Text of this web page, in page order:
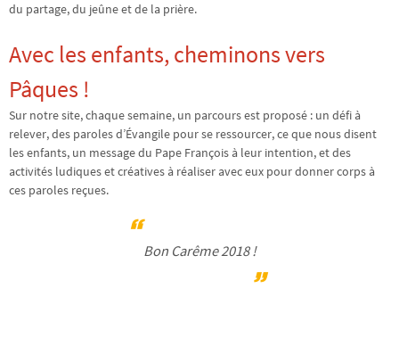
du partage, du jeûne et de la prière.
Avec les enfants, cheminons vers
Pâques !
Sur notre site, chaque semaine, un parcours est proposé : un défi à
relever, des paroles d’Évangile pour se ressourcer, ce que nous disent
les enfants, un message du Pape François à leur intention, et des
activités ludiques et créatives à réaliser avec eux pour donner corps à
ces paroles reçues.
Bon Carême 2018 !